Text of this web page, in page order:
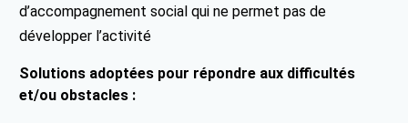
d’accompagnement social qui ne permet pas de
développer l’activité
Solutions adoptées pour répondre aux difficultés
et/ou obstacles :